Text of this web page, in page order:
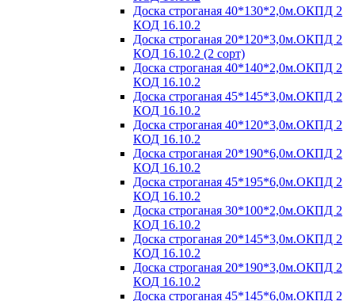
Доска строганая 40*130*2,0м.ОКПД 2
КОД 16.10.2
Доска строганая 20*120*3,0м.ОКПД 2
КОД 16.10.2 (2 сорт)
Доска строганая 40*140*2,0м.ОКПД 2
КОД 16.10.2
Доска строганая 45*145*3,0м.ОКПД 2
КОД 16.10.2
Доска строганая 40*120*3,0м.ОКПД 2
КОД 16.10.2
Доска строганая 20*190*6,0м.ОКПД 2
КОД 16.10.2
Доска строганая 45*195*6,0м.ОКПД 2
КОД 16.10.2
Доска строганая 30*100*2,0м.ОКПД 2
КОД 16.10.2
Доска строганая 20*145*3,0м.ОКПД 2
КОД 16.10.2
Доска строганая 20*190*3,0м.ОКПД 2
КОД 16.10.2
Доска строганая 45*145*6,0м.ОКПД 2